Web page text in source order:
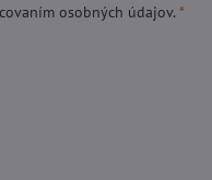
osobných údajov. *